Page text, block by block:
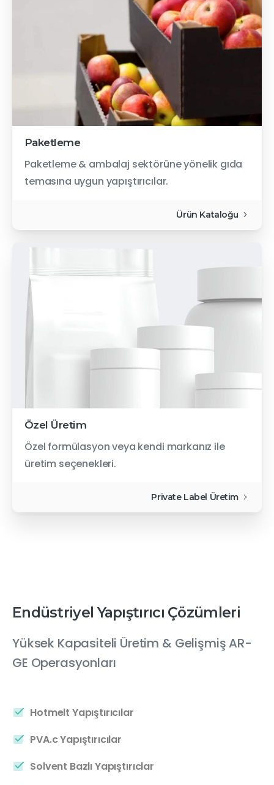
Paketleme
Paketleme & ambalaj sektörüne yönelik gıda
temasına uygun yapıştırıcılar.
Ürün Kataloğu
Özel Üretim
Özel formülasyon veya kendi markanız ile
üretim seçenekleri.
Private Label Üretim
Endüstriyel Yapıştırıcı Çözümleri
Yüksek Kapasiteli Üretim & Gelişmiş AR-
GE Operasyonları
Hotmelt Yapıştırıcılar
PVA.c Yapıştırıcılar
Solvent Bazlı Yapıştırıclar